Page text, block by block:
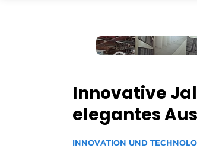
Veranstaltung
Meist gelesen
Newsletter
Podcasts
Innovative
elegantes
INNOVATION UND